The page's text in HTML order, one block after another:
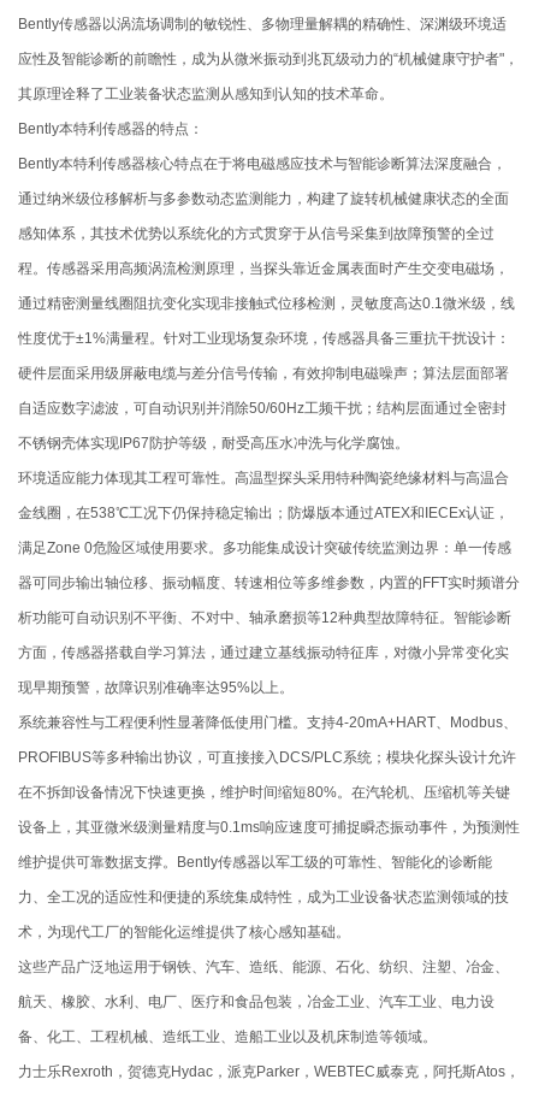
Bently传感器以涡流场调制的敏锐性、多物理量解耦的精确性、深渊级环境适
应性及智能诊断的前瞻性，成为从微米振动到兆瓦级动力的“机械健康守护者"，
其原理诠释了工业装备状态监测从感知到认知的技术革命。
Bently本特利传感器的特点：
Bently本特利传感器核心特点在于将电磁感应技术与智能诊断算法深度融合，
通过纳米级位移解析与多参数动态监测能力，构建了旋转机械健康状态的全面
感知体系，其技术优势以系统化的方式贯穿于从信号采集到故障预警的全过
程。传感器采用高频涡流检测原理，当探头靠近金属表面时产生交变电磁场，
通过精密测量线圈阻抗变化实现非接触式位移检测，灵敏度高达0.1微米级，线
性度优于±1%满量程。针对工业现场复杂环境，传感器具备三重抗干扰设计：
硬件层面采用级屏蔽电缆与差分信号传输，有效抑制电磁噪声；算法层面部署
自适应数字滤波，可自动识别并消除50/60Hz工频干扰；结构层面通过全密封
不锈钢壳体实现IP67防护等级，耐受高压水冲洗与化学腐蚀。
环境适应能力体现其工程可靠性。高温型探头采用特种陶瓷绝缘材料与高温合
金线圈，在538℃工况下仍保持稳定输出；防爆版本通过ATEX和IECEx认证，
满足Zone 0危险区域使用要求。多功能集成设计突破传统监测边界：单一传感
器可同步输出轴位移、振动幅度、转速相位等多维参数，内置的FFT实时频谱分
析功能可自动识别不平衡、不对中、轴承磨损等12种典型故障特征。智能诊断
方面，传感器搭载自学习算法，通过建立基线振动特征库，对微小异常变化实
现早期预警，故障识别准确率达95%以上。
系统兼容性与工程便利性显著降低使用门槛。支持4-20mA+HART、Modbus、
PROFIBUS等多种输出协议，可直接接入DCS/PLC系统；模块化探头设计允许
在不拆卸设备情况下快速更换，维护时间缩短80%。在汽轮机、压缩机等关键
设备上，其亚微米级测量精度与0.1ms响应速度可捕捉瞬态振动事件，为预测性
维护提供可靠数据支撑。Bently传感器以军工级的可靠性、智能化的诊断能
力、全工况的适应性和便捷的系统集成特性，成为工业设备状态监测领域的技
术，为现代工厂的智能化运维提供了核心感知基础。
这些产品广泛地运用于钢铁、汽车、造纸、能源、石化、纺织、注塑、冶金、
航天、橡胶、水利、电厂、医疗和食品包装，冶金工业、汽车工业、电力设
备、化工、工程机械、造纸工业、造船工业以及机床制造等领域。
力士乐Rexroth，贺德克Hydac，派克Parker，WEBTEC威泰克，阿托斯Atos，